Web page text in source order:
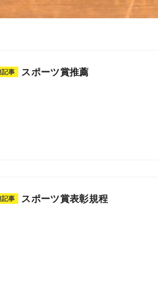
記事 スポーツ賞推薦
記事 スポーツ賞表彰規程